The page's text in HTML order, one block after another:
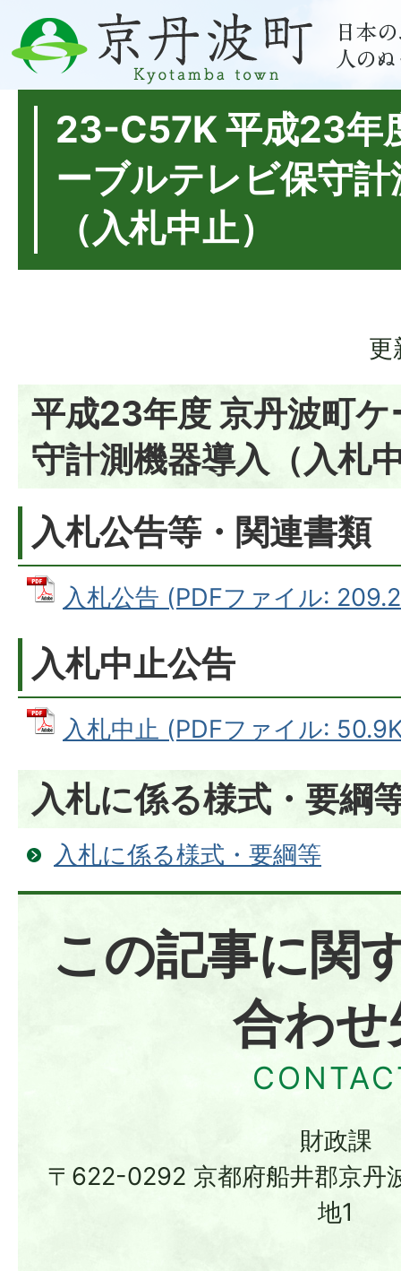
23-C57K 平成23年
ーブルテレビ保守
（入札中止）
更
平成23年度 京丹波町
守計測機器導入（入札
入札公告等・関連書類
入札公告 (PDFファイル:
入札中止公告
入札中止 (PDFファイル:
入札に係る様式・要綱
入札に係る様式・要綱等
この記事に関
合わせ
財政課
〒622-0292 京都府船井郡京丹
地1